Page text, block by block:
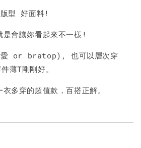
型 好面料!
會讓妳看起來不一樣!
愛 or bratop), 也可以層次穿
薄T剛剛好。
多穿的超值款，百搭正解。